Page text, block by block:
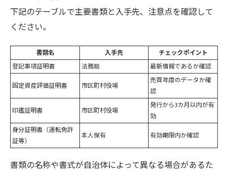
下記のテーブルで主要書類と入手先、注意点を確認して
ください。
書類名 入手先
チェックポイント
登記事項証明書
法務局
最新情報であるか確認
固定資産評価証明書
市区町村役場
売買年度のデータか確
認
印鑑証明書
市区町村役場
発行から3カ月以内が有
効
身分証明書（運転免許
証等）
本人保有 有効期限内か確認
書類の名称や書式が自治体によって異なる場合があるた